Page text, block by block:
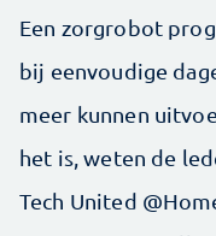
Een zorgrobot
bij eenvoudige
meer kunnen
het is, weten de
Tech United